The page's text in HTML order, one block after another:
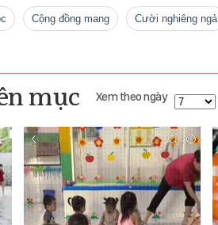
cộng đồng mang cười nghiêng ngả
mục Xem theo ngày